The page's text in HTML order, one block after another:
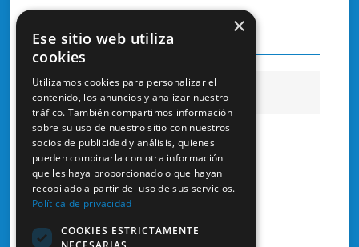
¿Has olvidado tu contraseña?
Entrar
×
Ese sitio web utiliza
cookies
Utilizamos cookies para personalizar el
contenido, los anuncios y analizar nuestro
tráfico. También compartimos información
sobre su uso de nuestro sitio con nuestros
socios de publicidad y análisis, quienes
pueden combinarla con otra información
que les haya proporcionado o que hayan
recopilado a partir del uso de sus servicios.
Política de privacidad
COOKIES ESTRICTAMENTE